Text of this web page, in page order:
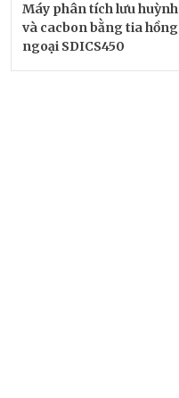
Máy phân tích lưu huỳnh
và cacbon bằng tia hồng
ngoại SDICS450